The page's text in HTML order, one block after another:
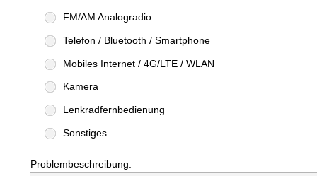
Problembeschreibung:
FM/AM Analogradio
Telefon / Bluetooth / Smartphone
Mobiles Internet / 4G/LTE / WLAN
Kamera
Lenkradfernbedienung
Sonstiges